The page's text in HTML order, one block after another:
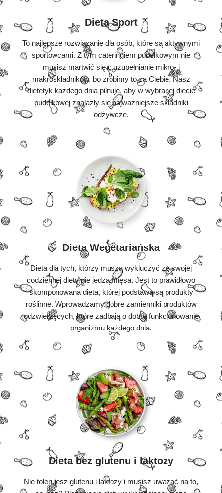
Dieta Sport
To najlepsze rozwiązanie dla osób, które są aktywnymi
sportowcami. Z tym cateringiem pudełkowym nie
musisz martwić się o uzupełnianie mikro- i
makroskładników, bo zrobimy to za Ciebie. Nasz
dietetyk każdego dnia pilnuje, aby w wybranej diecie
pudełkowej znalazły się najważniejsze składniki
odżywcze.
Dieta Wegetariańska
Dieta dla tych, którzy muszą wykluczyć ze swojej
codziennej diety nie jedzą mięsa. Jest to prawidłowo
skomponowana dieta, której podstawą są produkty
roślinne. Wprowadzamy dobre zamienniki produktów
odzwierzęcych, które zadbają o dobre funkcjonowanie
organizmu każdego dnia.
Dieta bez glutenu i laktozy
Nie tolerujesz glutenu i laktozy i musisz uważać na to,